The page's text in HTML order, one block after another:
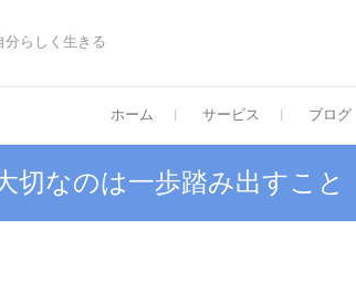
分らしく生きる
ホーム サービス ブログ
切なのは一歩踏み出すこと